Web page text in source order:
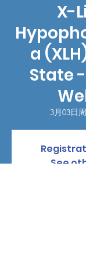
X-
a
State -
3月03日
See